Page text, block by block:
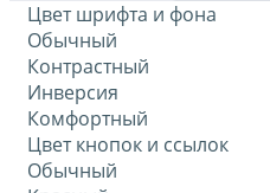
Цвет шрифта и фона
Обычный
Контрастный
Инверсия
Комфортный
Цвет кнопок и ссылок
Обычный